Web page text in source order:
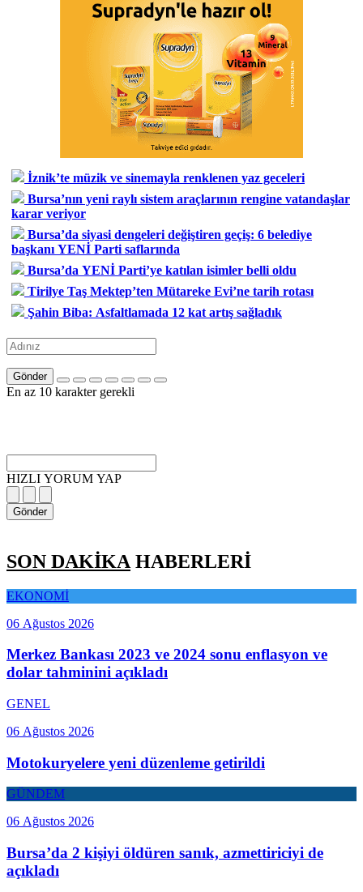
İznik’te müzik ve sinemayla renklenen yaz geceleri
Bursa’nın yeni raylı sistem araçlarının rengine vatandaşlar
karar veriyor
Bursa’da siyasi dengeleri değiştiren geçiş: 6 belediye
başkanı YENİ Parti saflarında
Bursa’da YENİ Parti’ye katılan isimler belli oldu
Tirilye Taş Mektep’ten Mütareke Evi’ne tarih rotası
Şahin Biba: Asfaltlamada 12 kat artış sağladık
Gönder
En az 10 karakter gerekli
HIZLI YORUM YAP
Gönder
SON DAKİKA HABERLERİ
EKONOMİ
06 Ağustos 2026
Merkez Bankası 2023 ve 2024 sonu enflasyon ve
dolar tahminini açıkladı
GENEL
06 Ağustos 2026
Motokuryelere yeni düzenleme getirildi
GÜNDEM
06 Ağustos 2026
Bursa’da 2 kişiyi öldüren sanık, azmettiriciyi de
açıkladı